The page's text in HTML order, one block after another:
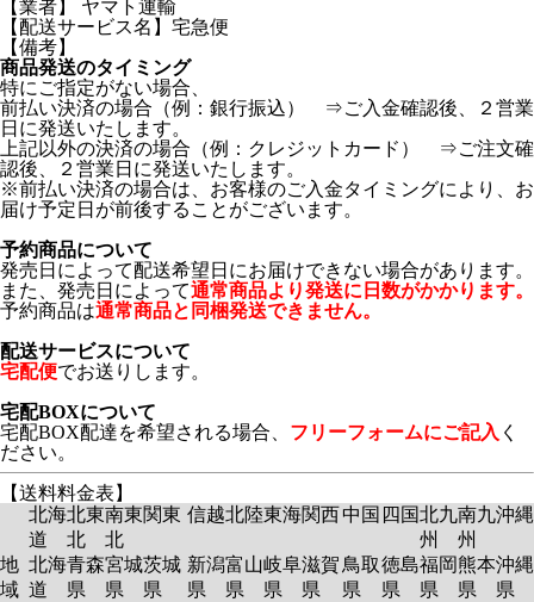
【業者】 ヤマト運輸
【配送サービス名】宅急便
【備考】
商品発送のタイミング
特にご指定がない場合、
前払い決済の場合（例：銀行振込） ⇒ご入金確認後、２営業
日に発送いたします。
上記以外の決済の場合（例：クレジットカード） ⇒ご注文確
認後、２営業日に発送いたします。
※前払い決済の場合は、お客様のご入金タイミングにより、お
届け予定日が前後することがございます。
予約商品について
発売日によって配送希望日にお届けできない場合があります。
また、発売日によって通常商品より発送に日数がかかります。
予約商品は通常商品と同梱発送できません。
配送サービスについて
宅配便でお送りします。
宅配BOXについて
宅配BOX配達を希望される場合、 フリーフォームにご記入 く
ださい。
【送料料金表】
北海
道
北東
北
南東
北
関東 信越北陸東海関西中国 四国北九
州
南九
州
沖縄
地
域
北海
道
青森
県
宮城
県
茨城
県
新潟
県
富山
県
岐阜
県
滋賀
県
鳥取
県
徳島
県
福岡
県
熊本
県
沖縄
県